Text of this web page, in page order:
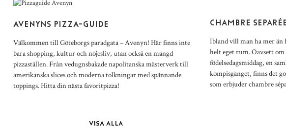
AVENYNS PIZZA-GUIDE
Välkommen till Göteborgs paradgata – Avenyn! Här finns inte
bara shopping, kultur och nöjesliv, utan också en mängd
pizzaställen. Från vedugnsbakade napolitanska mästerverk till
amerikanska slices och moderna tolkningar med spännande
toppings. Hitta din nästa favoritpizza!
CHAMBRE
Ibland vill man ha mer än
helt eget rum. Oavsett
födelsedagsmiddag, en
kompisgänget, finns det
som erbjuder chambre
VISA ALLA